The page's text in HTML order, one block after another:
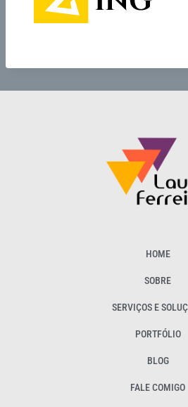
HOME
SOBRE
SERVIÇOS E
PORTFÓLIO
BLOG
FALE COMIGO